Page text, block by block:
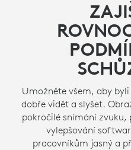
Umožněte všem, aby
dobře vidět a slyšet.
pokročilé snímání zvuku,
vylepšování
pracovníkům jasný a